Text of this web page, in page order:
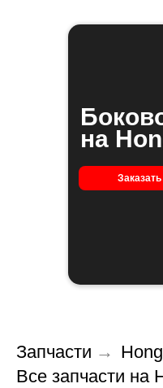
на
Заказать
Запчасти →
Все запчасти на